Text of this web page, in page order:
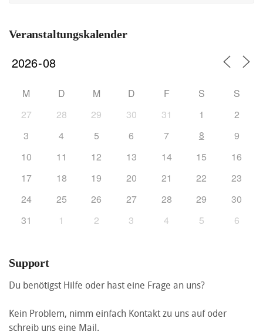
Veranstaltungskalender
M D M D F S
S
27
28 29 30 31 1
2
3
4 5 6 7 8
9
10
11 12 13 14 15
16
17
18 19 20 21 22
23
24
25 26 27 28 29
30
31
1 2 3 4 5 6
Support
Du benötigst Hilfe oder hast eine Frage an uns?
Kein Problem, nimm einfach Kontakt zu uns auf oder
schreib uns eine Mail.